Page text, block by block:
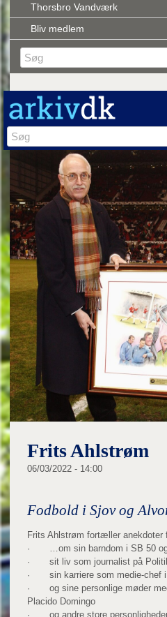
Thorsbro Vandværk
Bliv medlem
Frits Ahlstrøm
06/03/2022 - 14:00
Fodbold i Sjov og
Frits Ahlstrøm fortæller anekdoter
· …om sin barndom i SB 50
· sit liv som journalist på
· sin karriere som medie-chef i
· og sine personlige møder
Placido Domingo
· og andre store